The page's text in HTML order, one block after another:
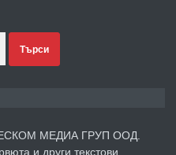
градина!
Търси
ЕСКОМ МЕДИА ГРУП ООД.
и други текстови,